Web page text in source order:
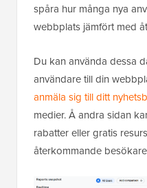
spåra hur många nya
webbplats jämfört med
Du kan använda dessa
användare till din
anmäla sig till ditt
medier. Å andra sidan
rabatter eller gratis
återkommande